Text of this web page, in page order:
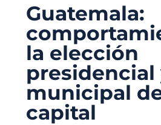
Guatemala:
la elección
presidencial
municipal
capital